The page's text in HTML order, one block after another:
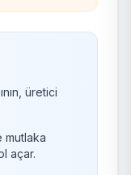
üretici
mutlaka
açar.